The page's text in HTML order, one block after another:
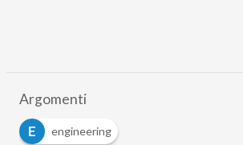
Argomenti
E
engineering